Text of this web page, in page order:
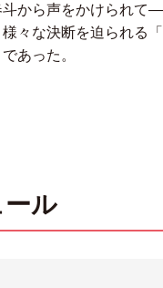
斗から声をかけられて
々な決断を迫られる
あった。
ル